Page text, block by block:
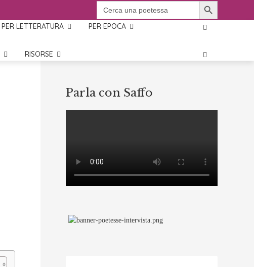
SEARCH
FOR:
PER LETTERATURA PER EPOCA
RISORSE
Parla con Saffo